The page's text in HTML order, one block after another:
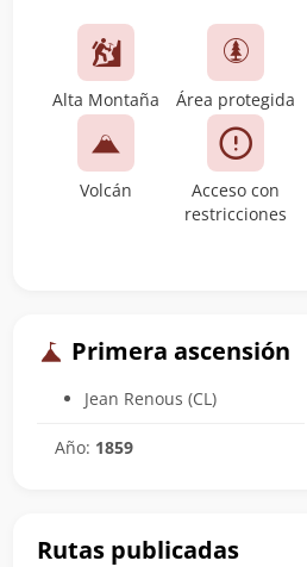
Alta Montaña Área protegida
Volcán
Acceso con
restricciones
Primera ascensión
Jean Renous (CL)
Año: 1859
Rutas publicadas